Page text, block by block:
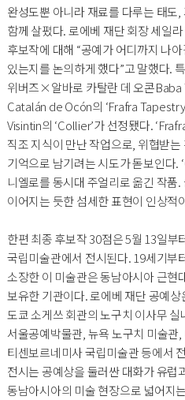
완성도뿐 아니라 재료를 다루는 태도
함께 살폈다. 로에베 재단 회장 세일
후보작에 대해 “공예가 어디까지 나
있는지를 논의하게 했다”고 말했다.
위버즈×알바로 카탈란 데 오콘
Catalán de Ocón의 ‘Frafra
Visintin의 ‘Collier’가 선정됐다.
직조 지식이 만난 작업으로, 위협받
기억으로 남기려는 시도가 돋보인다.
니엘로를 동시대 주얼리로 옮긴 작품
이어지는 듯한 섬세한 표현이 인상적
한편 최종 후보작 30점은 5월 13일부
국립미술관에서 전시된다. 19세기부
소장한 이 미술관은 동남아시아 근현
보유한 기관이다. 로에베 재단 공예상
도쿄 소게쓰 회관의 노구치 이사무 실
서울공예박물관, 뉴욕 노구치 미술관
티센보르네미사 국립미술관 등에서
전시는 공예상을 둘러싼 대화가 유럽
동남아시아의 미술 현장으로 넓어지